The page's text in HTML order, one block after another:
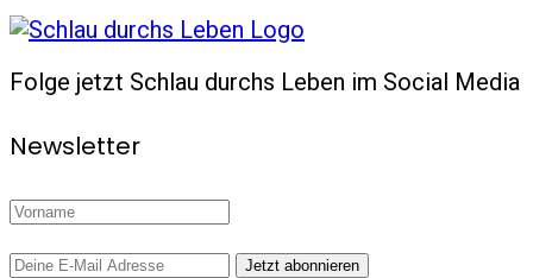
Folge jetzt Schlau durchs Leben im Social Media
Newsletter